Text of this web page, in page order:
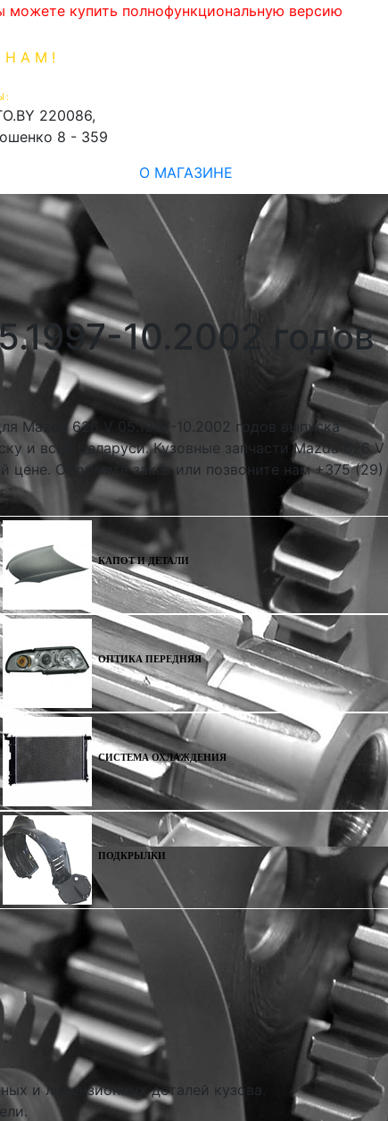
можете купить полнофункциональную версию
НАМ!
220086,
8 - 359
О МАГАЗИНЕ
10.2002 годов
Mazda 626 V 05.1997-10.2002 годов выпуска
и всей Беларуси. Кузовные запчасти Mazda 626 V
цене. Оформите заказ или позвоните нам +375 (29)
КАПОТ И ДЕТАЛИ
ОПТИКА ПЕРЕДНЯЯ
СИСТЕМА ОХЛАЖДЕНИЯ
ПОДКРЫЛКИ
и лицензионных деталей кузова.